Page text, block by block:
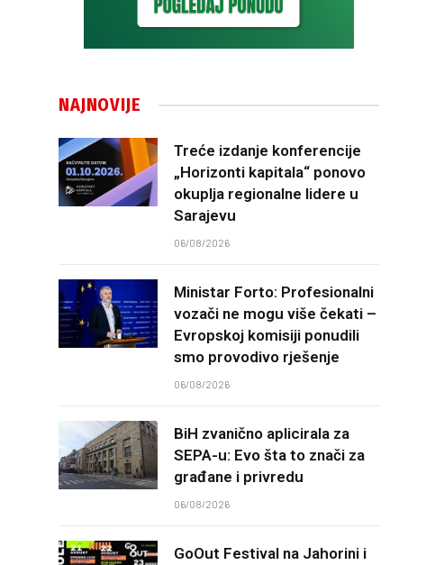
NAJNOVIJE
Treće izdanje konferencije
„Horizonti kapitala“ ponovo
okuplja regionalne lidere u
Sarajevu
06/08/2026
Ministar Forto: Profesionalni
vozači ne mogu više čekati –
Evropskoj komisiji ponudili
smo provodivo rješenje
06/08/2026
BiH zvanično aplicirala za
SEPA-u: Evo šta to znači za
građane i privredu
06/08/2026
GoOut Festival na Jahorini i